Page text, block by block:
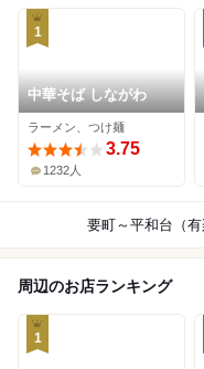
1
中華そば しながわ
ラーメン、つけ麺
3.75
1232人
周辺のお店ランキング
1